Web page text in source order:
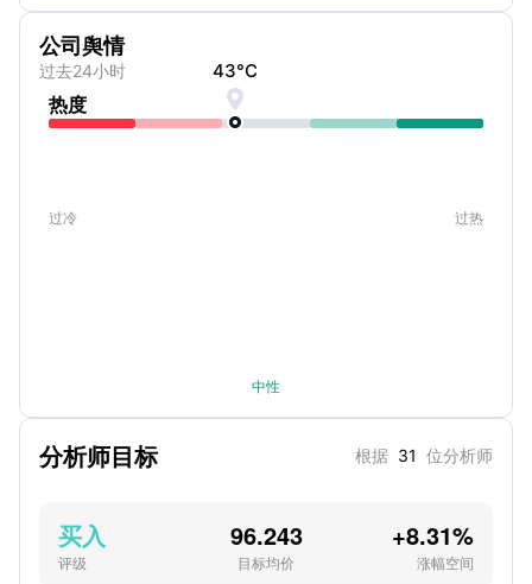
公司舆情
过去24小时
热度
43°C

过冷 过热
中性
分析师目标 根据 31 位分析师
买入
评级
96.243
目标均价
+8.31%
涨幅空间